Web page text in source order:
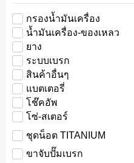
กรองน้ำมันเครื่อง
น้ำมันเครื่อง-ของเหลว
ยาง
ระบบเบรก
สินค้าอื่นๆ
แบตเตอรี่
โช๊คอัพ
โซ่-สเตอร์
ชุดน็อต TITANIUM
ขาจับปั๊มเบรก